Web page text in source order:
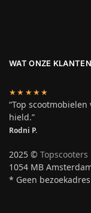
WAT ONZE
★★★★★
“Top
hield.”
Rodni P.
2025 © Topscooters
1054 MB
* Geen